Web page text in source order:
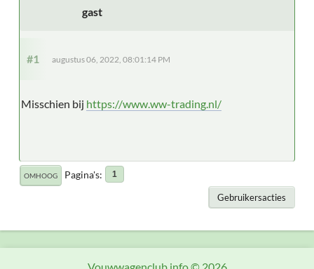
gast
#1 augustus 06, 2022, 08:01:14 PM
Misschien bij https://www.ww-trading.nl/
OMHOOG Pagina's 1
Gebruikersacties